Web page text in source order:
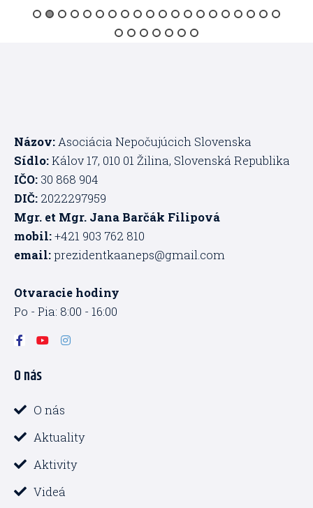
Názov: Asociácia Nepočujúcich Slovenska
Sídlo:Kálov 17, 010 01 Žilina, Slovenská Republika
IČO: 30 868 904
DIČ: 2022297959
Mgr. et Mgr. Jana Barčák Filipová
mobil:+421 903 762 810
email:prezidentkaaneps@gmail.com
Otvaracie hodiny
Po - Pia: 8:00 - 16:00
F
a
e
b
o
k
f
Y
u
e
I
n
O nás
O nás
Aktuality
Aktivity
Videá